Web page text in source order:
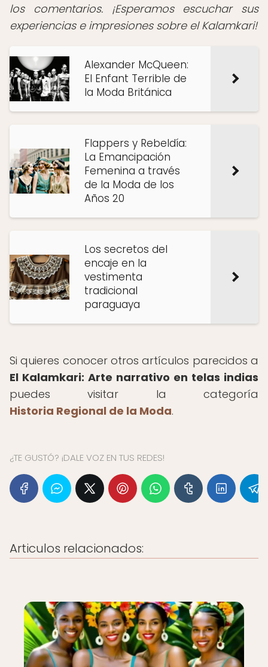
los comentarios. ¡Esperamos escuchar sus
experiencias e impresiones sobre el Kalamkari!
Alexander McQueen:
El Enfant Terrible de
la Moda Británica
Flappers y Rebeldía:
La Emancipación
Femenina a través
de la Moda de los
Años 20
Los secretos del
encaje en la
vestimenta
tradicional
paraguaya
Si quieres conocer otros artículos parecidos a
El Kalamkari: Arte narrativo en telas indias
puedes visitar la categoría
Historia Regional de la Moda.
¿TE GUSTÓ? ¡DALE VOZ EN TUS REDES!
Articulos relacionados: